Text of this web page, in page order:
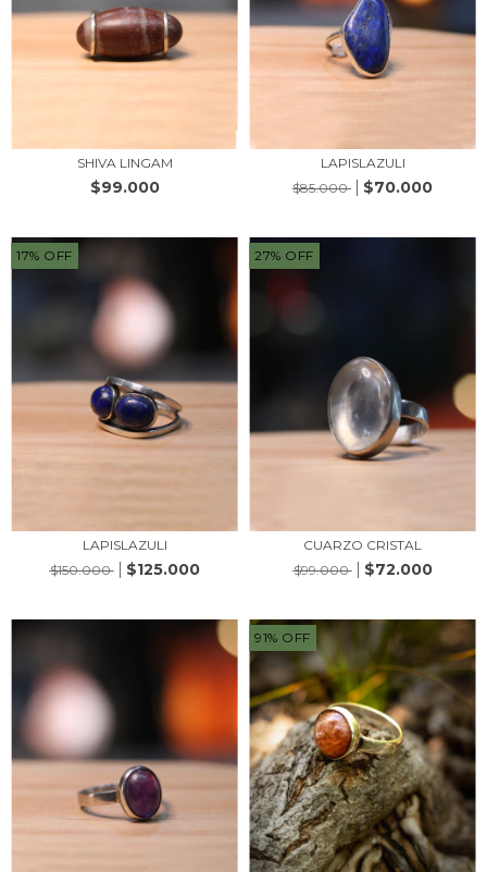
SHIVA LINGAM
$99.000
LAPISLAZULI
$85.000
$70.000
17% OFF
LAPISLAZULI
$150.000
$125.000
27% OFF
CUARZO CRISTAL
$99.000
$72.000
91% OFF